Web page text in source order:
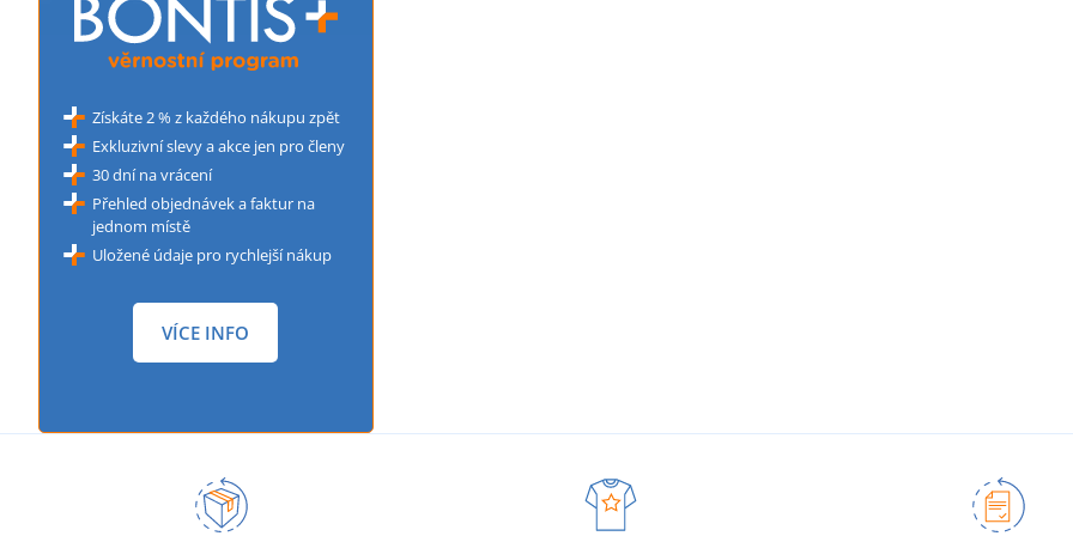
Získáte 2 % z každého nákupu zpět
Exkluzivní slevy a akce jen pro členy
30 dní na vrácení
Přehled objednávek a faktur na
jednom místě
Uložené údaje pro rychlejší nákup
VÍCE INFO